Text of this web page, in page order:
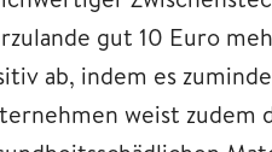
gut 10 Euro
ab, indem es
weist zudem